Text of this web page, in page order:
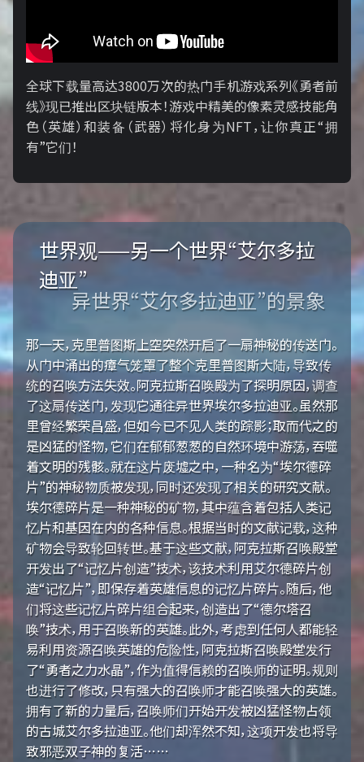
全球下载量高达3800万次的热门手机游戏系列《勇者前
线》现已推出区块链版本！游戏中精美的像素灵感技能角
色（英雄）和装备（武器）将化身为NFT，让你真正“拥
有”它们！
世界观——另一个世界“艾尔多拉
迪亚”
异世界“艾尔多拉迪亚”的景象
那一天，克里普图斯上空突然开启了一扇神秘的传送门。
从门中涌出的瘴气笼罩了整个克里普图斯大陆，导致传
统的召唤方法失效。阿克拉斯召唤殿为了探明原因，调查
了这扇传送门，发现它通往异世界埃尔多拉迪亚。虽然那
里曾经繁荣昌盛，但如今已不见人类的踪影；取而代之的
是凶猛的怪物，它们在郁郁葱葱的自然环境中游荡，吞噬
着文明的残骸。就在这片废墟之中，一种名为“埃尔德碎
片”的神秘物质被发现，同时还发现了相关的研究文献。
埃尔德碎片是一种神秘的矿物，其中蕴含着包括人类记
忆片和基因在内的各种信息。根据当时的文献记载，这种
矿物会导致轮回转世。基于这些文献，阿克拉斯召唤殿堂
开发出了“记忆片创造”技术，该技术利用艾尔德碎片创
造“记忆片”，即保存着英雄信息的记忆片碎片。随后，他
们将这些记忆片碎片组合起来，创造出了“德尔塔召
唤”技术，用于召唤新的英雄。此外，考虑到任何人都能轻
易利用资源召唤英雄的危险性，阿克拉斯召唤殿堂发行
了“勇者之力水晶”，作为值得信赖的召唤师的证明。规则
也进行了修改，只有强大的召唤师才能召唤强大的英雄。
拥有了新的力量后，召唤师们开始开发被凶猛怪物占领
的古城艾尔多拉迪亚。他们却浑然不知，这项开发也将导
致邪恶双子神的复活……